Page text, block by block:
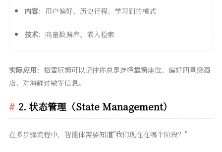
内容：用户偏好、历史行程、学习到的模式
技术：向量数据库、嵌入检索
实际应用：格雷厄姆可以记住你总是选择靠窗座位、偏好四星级酒
店、对海鲜过敏等信息。
2. 状态管理（State Management）
在多步骤流程中，智能体需要知道"我们现在在哪个阶段？"